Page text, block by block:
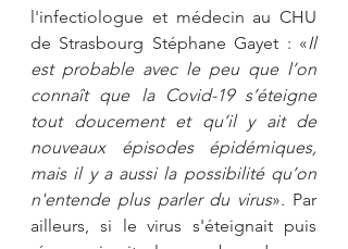
l'infectiologue et médecin au CHU
de Strasbourg Stéphane Gayet : «Il
est probable avec le peu que l’on
connaît que la Covid-19 s’éteigne
tout doucement et qu’il y ait de
nouveaux épisodes épidémiques,
mais il y a aussi la possibilité qu’on
n'entende plus parler du virus». Par
ailleurs, si le virus s'éteignait puis